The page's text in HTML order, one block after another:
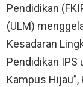
Pendidikan
(ULM)
Kesadaran
Pendidikan IPS
Kampus